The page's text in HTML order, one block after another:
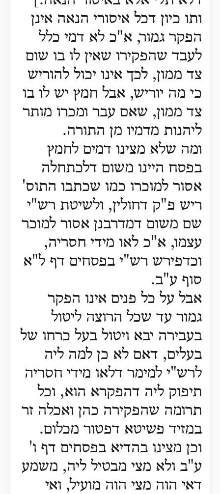
ותו כיון דכל איסורי הנאה אינן
הפקר גמור, א"כ לא דמי כלל
לעבד שהפקירו שאין לו בו שום
צד ממון, לכך אינו יכול להוריש
כי מה יוריש, אבל חמץ יש לו בו
צד ממון, שאם עבר ומכרו מותר
ליהנות מדמיו מן התורה.
ומה שלא מצינו דמים לחמץ
בפסח היינו משום דלכתחלה
אסור למוכרו כמו שכתבו התוס'
ריש פ"ק דחולין, ולשיטת רש"י
שם משום דמדרבנן אסור למוכר
עצמו, א"כ לאו מידי חסריה,
וכדפירש רש"י בפסחים דף ל"א
סוף ע"ב.
אבל על כל פנים אינו הפקר
גמור עד שכל הרוצה ליטול
בעבירה יבא ויטול בעל כרחו של
בעלים, דאם לא כן למה ליה
לרש"י למימר דלאו מידי חסריה
תיפוק ליה דהפקרא הוא, וכל
תרומה שהפקירה כהן ואכלה זר
במזיד פשיטא דפטור מכלום.
וכן מצינו בהדיא בפסחים דף ו'
ע"ב ולא מצי מבטיל ליה, משמע
דאי הוה מצי הוה מועיל, ואי